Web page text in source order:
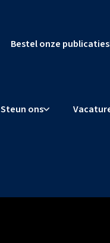
Bestel onze publicaties
Steun ons